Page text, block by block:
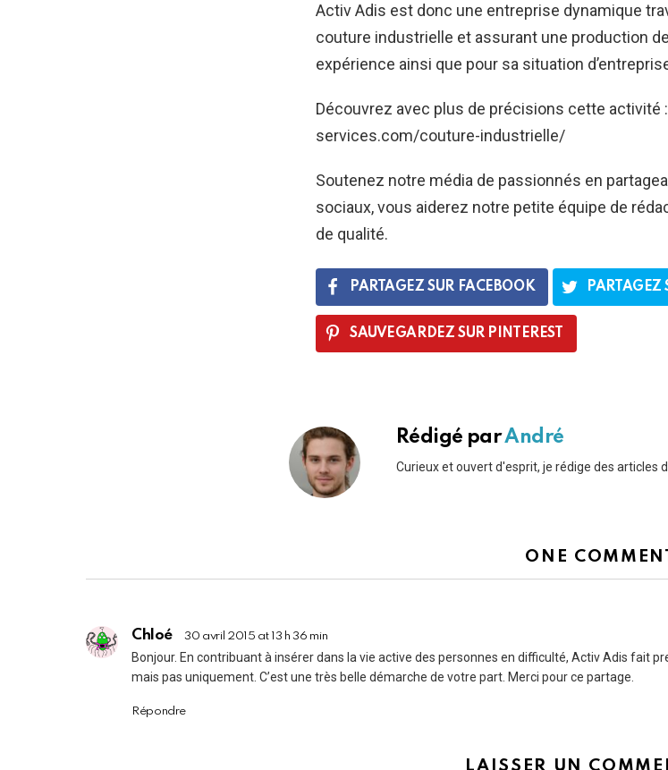
Activ Adis est donc une entreprise dynamique
couture industrielle et assurant une production
expérience ainsi que pour sa situation
Découvrez avec plus de précisions cette activité
services.com/couture-industrielle/
Soutenez notre média de passionnés en
sociaux, vous aiderez notre petite équipe de
de qualité.
PARTAGEZ SUR FACEBOOK PARTAGEZ
SAUVEGARDEZ SUR PINTEREST
Rédigé parAndré
Curieux et ouvert d'esprit, je rédige des articles
ONE
Chloé 30 avril 2015 at 13 h 36 min
Bonjour. En contribuant à insérer dans la vie active des personnes en difficulté, Activ Adis fait
mais pas uniquement. C’est une très belle démarche de votre part. Merci pour ce partage.
Répondre
LAISSER UN